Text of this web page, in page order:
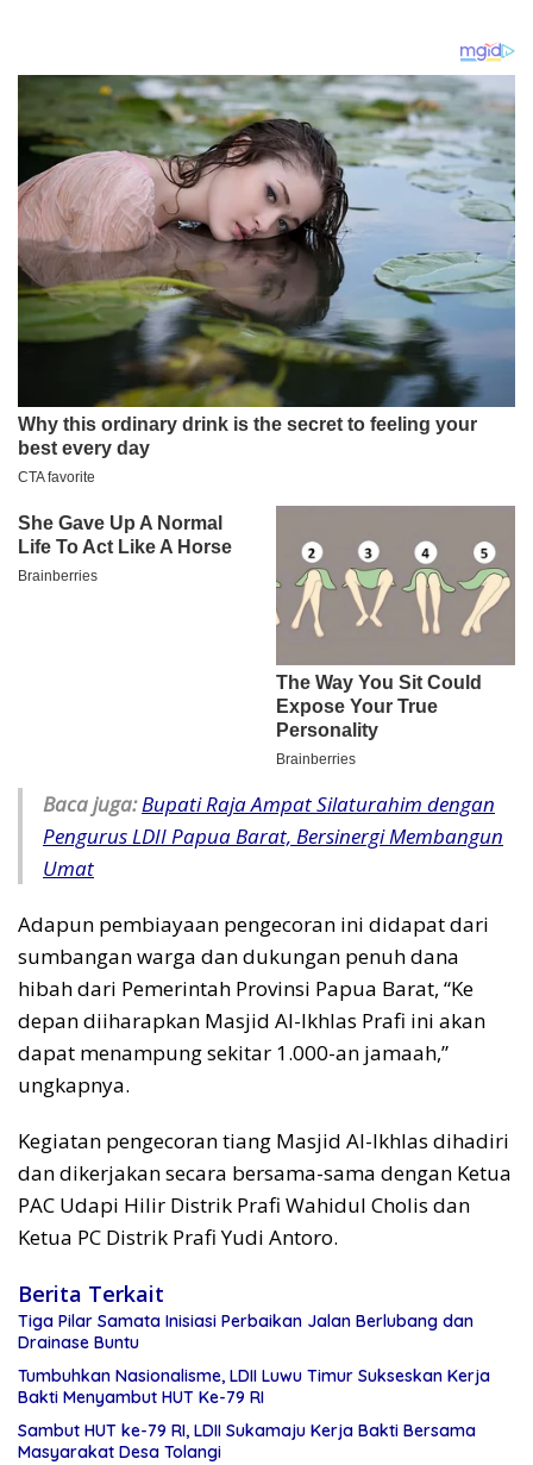
Baca juga: Bupati Raja Ampat Silaturahim dengan
Pengurus LDII Papua Barat, Bersinergi Membangun
Umat
Adapun pembiayaan pengecoran ini didapat dari
sumbangan warga dan dukungan penuh dana
hibah dari Pemerintah Provinsi Papua Barat, “Ke
depan diiharapkan Masjid Al-Ikhlas Prafi ini akan
dapat menampung sekitar 1.000-an jamaah,”
ungkapnya.
Kegiatan pengecoran tiang Masjid Al-Ikhlas dihadiri
dan dikerjakan secara bersama-sama dengan Ketua
PAC Udapi Hilir Distrik Prafi Wahidul Cholis dan
Ketua PC Distrik Prafi Yudi Antoro.
Berita Terkait
Tiga Pilar Samata Inisiasi Perbaikan Jalan Berlubang dan
Drainase Buntu
Tumbuhkan Nasionalisme, LDII Luwu Timur Sukseskan Kerja
Bakti Menyambut HUT Ke-79 RI
Sambut HUT ke-79 RI, LDII Sukamaju Kerja Bakti Bersama
Masyarakat Desa Tolangi